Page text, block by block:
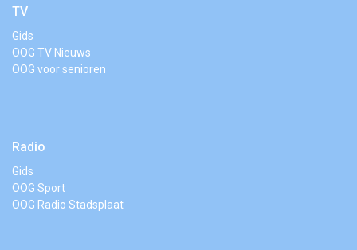
TV
Gids
OOG TV Nieuws
OOG voor senioren
Radio
Gids
OOG Sport
OOG Radio Stadsplaat